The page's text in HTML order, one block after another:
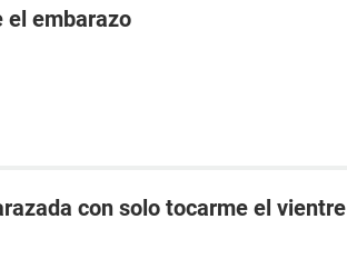
el embarazo
con solo tocarme el vientre